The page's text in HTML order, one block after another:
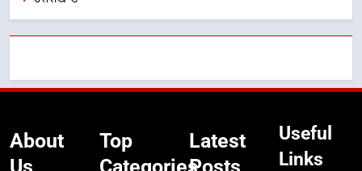
उत्तराखण्ड
8
वाले महीनों में हजारों पदों पर की जाएगी
About
Us
Top
Categories
Latest
Posts
Useful
Links